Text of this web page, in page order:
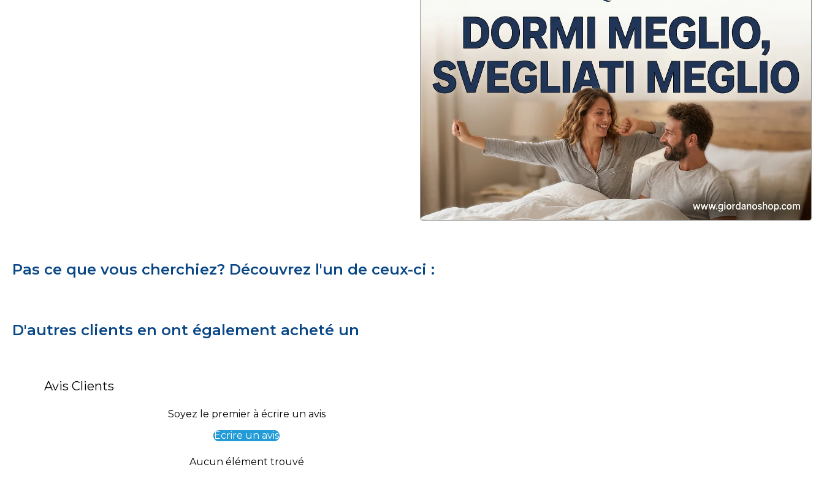
Pas ce que vous cherchiez? Découvrez l'un de ceux-ci :
D'autres clients en ont également acheté un
Avis Clients
Soyez le premier à écrire un avis
Écrire un avis
Aucun élément trouvé